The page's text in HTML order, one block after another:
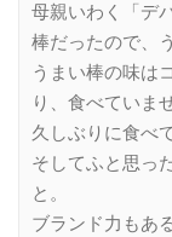
母親いわく「デ
棒だったので、
うまい棒の味は
り、食べていま
久しぶりに食べ
そしてふと思っ
と。
ブランド力もあ